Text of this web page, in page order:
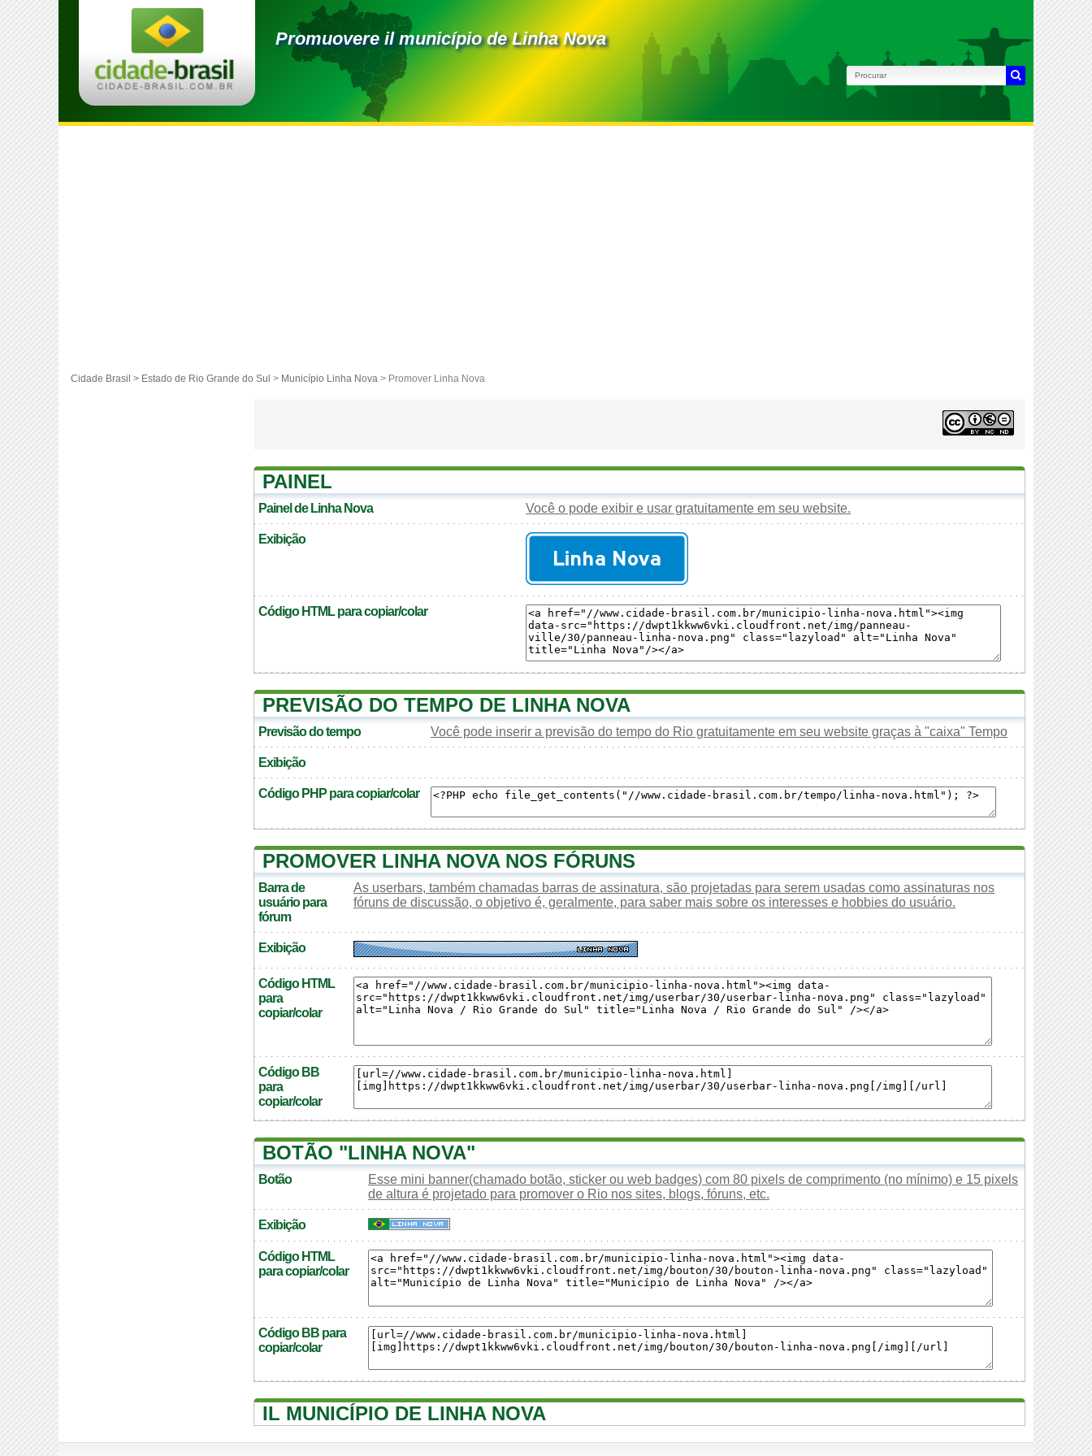
Promuovere il município de Linha Nova
Cidade Brasil > Estado de Rio Grande do Sul > Município Linha Nova > Promover Linha Nova
PAINEL
Painel de Linha Nova Você o pode exibir e usar gratuitamente em seu website.
Exibição
Código HTML para copiar/colar
PREVISÃO DO TEMPO DE LINHA NOVA
Previsão do tempo Você pode inserir a previsão do tempo do Rio gratuitamente em seu website graças à "caixa" Tempo
Exibição
Código PHP para copiar/colar
PROMOVER LINHA NOVA NOS FÓRUNS
Barra de
usuário para
fórum
As userbars, também chamadas barras de assinatura, são projetadas para serem usadas como assinaturas nos
fóruns de discussão, o objetivo é, geralmente, para saber mais sobre os interesses e hobbies do usuário.
Exibição
Código HTML
para
copiar/colar
Código BB
para
copiar/colar
BOTÃO "LINHA NOVA"
Botão
Esse mini banner(chamado botão, sticker ou web badges) com 80 pixels de comprimento (no mínimo) e 15 pixels
de altura é projetado para promover o Rio nos sites, blogs, fóruns, etc.
Exibição
Código HTML
para copiar/colar
Código BB para
copiar/colar
IL MUNICÍPIO DE LINHA NOVA